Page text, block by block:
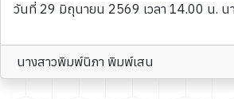
วันที่ 29 มิถุนายน 2569 เวลา 14.00 น. นา
นางสาวพิมพ์นิภา พิมพ์เสน